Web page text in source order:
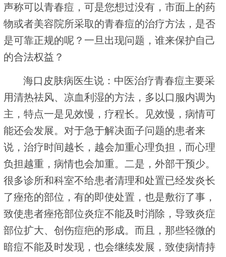
声称可以青春痘，可是您想过没有，市面上的药
物或者美容院所采取的青春痘的治疗方法，是否
是可靠正规的呢？一旦出现问题，谁来保护自己
的合法权益？
海口皮肤病医生说：中医治疗青春痘主要采
用清热祛风、凉血利湿的方法，多以口服内调为
主，特点一是见效慢，疗程长。见效慢，病情可
能还会发展。对于急于解决面子问题的患者来
说，治疗时间越长，越会加重心理负担，而心理
负担越重，病情也会加重。二是，外部干预少。
很多诊所和科室不给患者清理和处置已经发炎长
了痤疮的部位，有的即使处置，也是敷衍了事，
致使患者痤疮部位炎症不能及时消除，导致炎症
部位扩大、创伤痘疤的形成。而且，那些轻微的
暗痘不能及时发现，也会继续发展，致使病情持